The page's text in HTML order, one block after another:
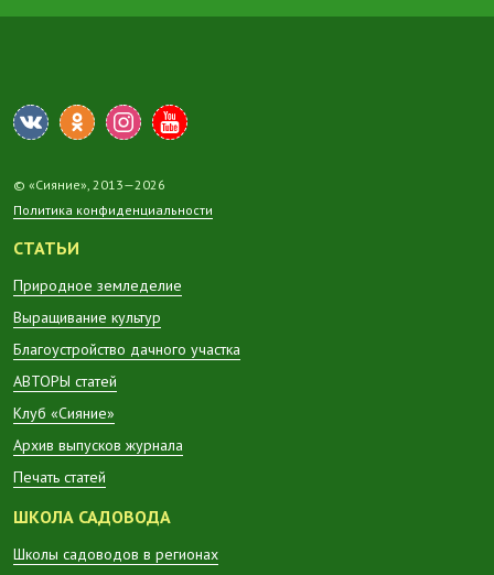
© «Сияние», 2013—2026
Политика конфиденциальности
СТАТЬИ
Природное земледелие
Выращивание культур
Благоустройство дачного участка
АВТОРЫ статей
Клуб «Сияние»
Архив выпусков журнала
Печать статей
ШКОЛА САДОВОДА
Школы садоводов в регионах